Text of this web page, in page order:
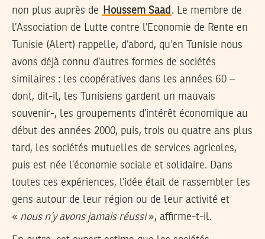
non plus auprès de
Houssem Saad . Le membre de
l’Association de Lutte contre l’Economie de Rente en
Tunisie (Alert) rappelle, d’abord, qu’en Tunisie nous
avons déjà connu d’autres formes de sociétés
similaires : les coopératives dans les années 60 –
dont, dit-il, les Tunisiens gardent un mauvais
souvenir-, les groupements d’intérêt économique au
début des années 2000, puis, trois ou quatre ans plus
tard, les sociétés mutuelles de services agricoles,
puis est née l’économie sociale et solidaire. Dans
toutes ces expériences, l’idée était de rassembler les
gens autour de leur région ou de leur activité et
« nous n’y avons jamais réussi», affirme-t-il.